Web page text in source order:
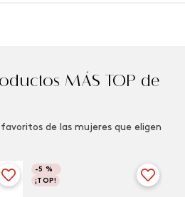
MÁS TOP de
de las mujeres que eligen
-5 %
¡TOP!